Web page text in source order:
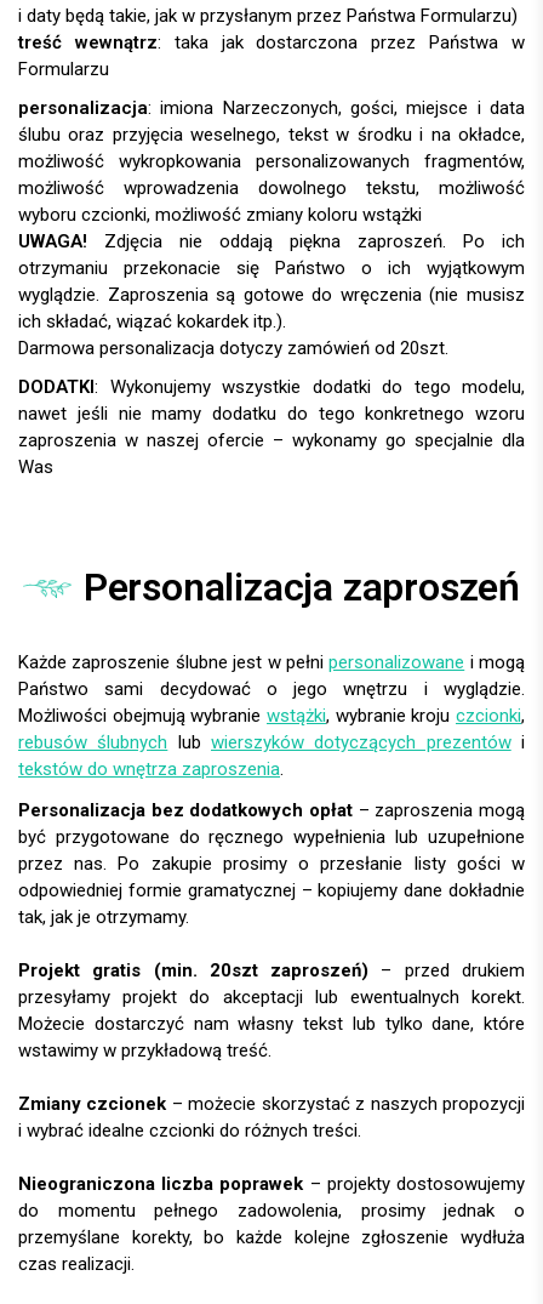
i daty będą takie, jak w przysłanym przez Państwa Formularzu)
treść wewnątrz: taka jak dostarczona przez Państwa w
Formularzu
personalizacja:
UWAGA!
DODATKI:
Personalizacja zaproszeń
Każde zaproszenie ślubne jest w pełnipersonalizowane i mogą
Państwo sami decydować o jego wnętrzu i wyglądzie.
Możliwości obejmują wybranie wstążki, wybranie kroju czcionki,
rebusów ślubnych lubwierszyków dotyczących prezentówi
tekstów do wnętrza zaproszenia.
Personalizacja bez dodatkowych opłat – zaproszenia mogą
być przygotowane do ręcznego wypełnienia lub uzupełnione
przez nas. Po zakupie prosimy o przesłanie listy gości w
odpowiedniej formie gramatycznej – kopiujemy dane dokładnie
tak, jak je otrzymamy.
Projekt gratis (min. 20szt zaproszeń) – przed drukiem
przesyłamy projekt do akceptacji lub ewentualnych korekt.
Możecie dostarczyć nam własny tekst lub tylko dane, które
wstawimy w przykładową treść.
Zmiany czcionek – możecie skorzystać z naszych propozycji
i wybrać idealne czcionki do różnych treści.
Nieograniczona liczba poprawek – projekty dostosowujemy
do momentu pełnego zadowolenia, prosimy jednak o
przemyślane korekty, bo każde kolejne zgłoszenie wydłuża
czas realizacji.